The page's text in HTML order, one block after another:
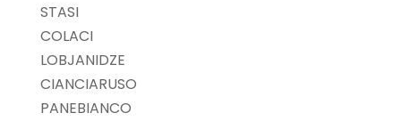
STASI
COLACI
LOBJANIDZE
CIANCIARUSO
PANEBIANCO